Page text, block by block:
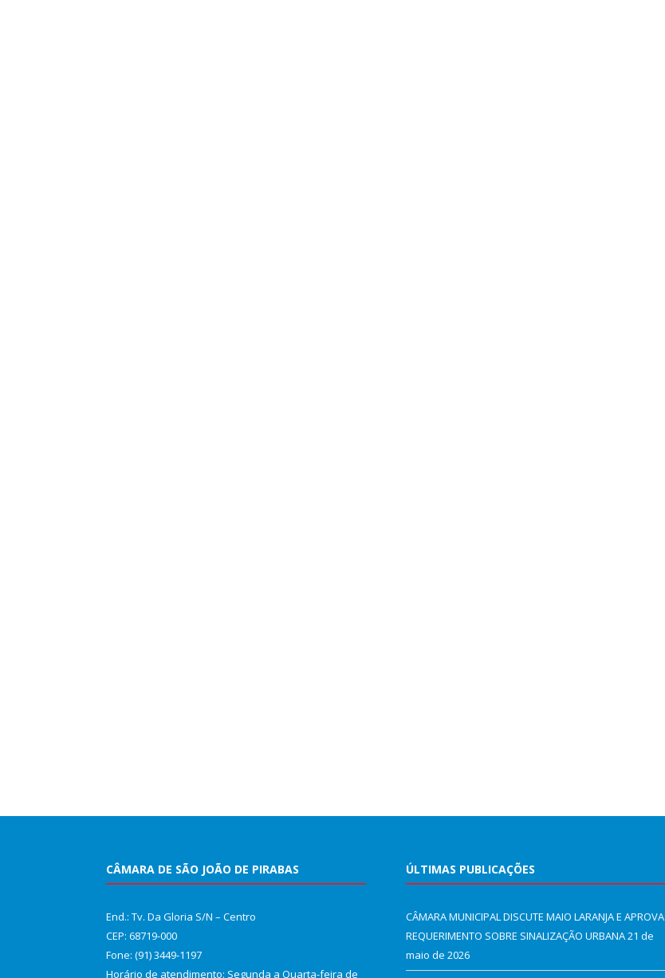
CÂMARA DE SÃO JOÃO DE PIRABAS
End.: Tv. Da Gloria S/N – Centro
CEP: 68719-000
Fone: (91) 3449-1197
Horário de atendimento: Segunda a Quarta-feira de
ÚLTIMAS PUBLICAÇÕES
CÂMARA MUNICIPAL DISCUTE MAIO LARANJA E APROVA
REQUERIMENTO SOBRE SINALIZAÇÃO URBANA21 de
maio de 2026